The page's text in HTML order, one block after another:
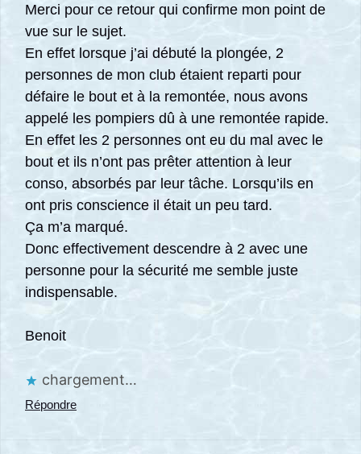
Merci pour ce retour qui confirme mon point de
vue sur le sujet.
En effet lorsque j’ai débuté la plongée, 2
personnes de mon club étaient reparti pour
défaire le bout et à la remontée, nous avons
appelé les pompiers dû à une remontée rapide.
En effet les 2 personnes ont eu du mal avec le
bout et ils n’ont pas prêter attention à leur
conso, absorbés par leur tâche. Lorsqu’ils en
ont pris conscience il était un peu tard.
Ça m’a marqué.
Donc effectivement descendre à 2 avec une
personne pour la sécurité me semble juste
indispensable.
Benoit
chargement…
Répondre